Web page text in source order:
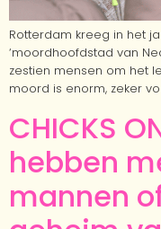
Rotterdam kreeg in het
‘moordhoofdstad van
zestien mensen om het
moord is enorm, zeker
CHICKS
hebben
mannen